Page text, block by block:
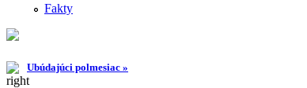
Fakty
Ubúdajúci polmesiac »